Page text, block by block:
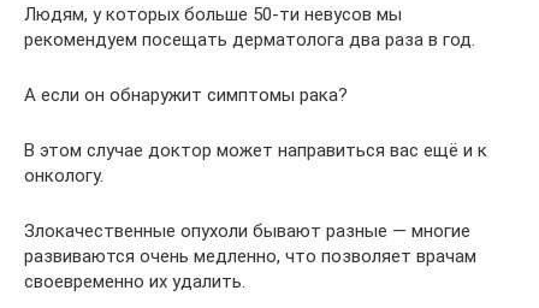
Людям, у которых больше 50-ти невусов мы
рекомендуем посещать дерматолога два раза в год.
А если он обнаружит симптомы рака?
В этом случае доктор может направиться вас ещё и к
онкологу.
Злокачественные опухоли бывают разные — многие
развиваются очень медленно, что позволяет врачам
своевременно их удалить.